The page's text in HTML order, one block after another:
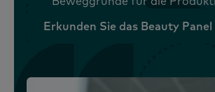
Erkunden Sie das Beauty Panel